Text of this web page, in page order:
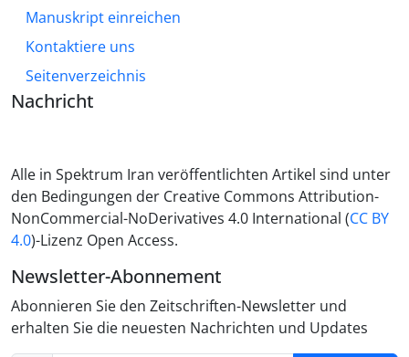
Manuskript einreichen
Kontaktiere uns
Seitenverzeichnis
Nachricht
Alle in Spektrum Iran veröffentlichten Artikel sind unter
den Bedingungen der Creative Commons Attribution-
NonCommercial-NoDerivatives 4.0 International (CC BY
4.0)-Lizenz Open Access.
Newsletter-Abonnement
Abonnieren Sie den Zeitschriften-Newsletter und
erhalten Sie die neuesten Nachrichten und Updates